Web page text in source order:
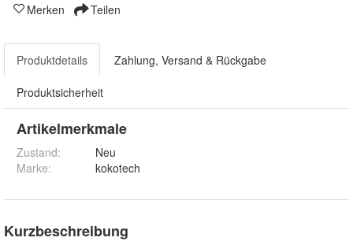
Merken Teilen
Produktdetails Zahlung, Versand & Rückgabe
Produktsicherheit
Artikelmerkmale
Zustand:
Neu
Marke:
kokotech
Kurzbeschreibung